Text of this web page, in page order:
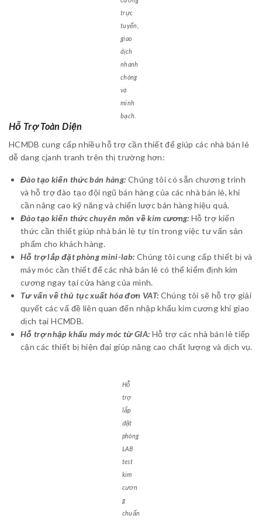
trực
tuyến,
giao
dịch
nhanh
chóng
và
minh
bạch.
Hỗ Trợ Toàn Diện
HCMDB cung cấp nhiều hỗ trợ cần thiết để giúp các nhà bán lẻ
dễ dang cjanh tranh trên thị trường hơn:
Đào tạo kiến thức bán hàng: Chúng tôi có sẵn chương trình
và hỗ trợ đào tạo đội ngũ bán hàng của các nhà bán lẻ, khi
cần nâng cao kỹ năng và chiến lược bán hàng hiệu quả.
Đào tạo kiến thức chuyên môn về kim cương: Hỗ trợ kiến
thức cần thiết giúp nhà bán lẻ tự tin trong việc tư vấn sản
phẩm cho khách hàng.
Hỗ trợ lắp đặt phòng mini-lab: Chúng tôi cung cấp thiết bị và
máy móc cần thiết để các nhà bán lẻ có thể kiểm định kim
cương ngay tại cửa hàng của mình.
Tư vấn về thủ tục xuất hóa đơn VAT: Chúng tôi sẽ hỗ trợ giải
quyết các vấ đề liên quan đến nhập khẩu kim cương khi giao
dịch tại HCMDB.
Hỗ trợ nhập khẩu máy móc từ GIA: Hỗ trợ các nhà bán lẻ tiếp
cận các thiết bị hiện đại giúp nâng cao chất lượng và dịch vụ.
Hỗ
trợ
lắp
đặt
phòng
LAB
test
kim
cươn
g
chuẩn